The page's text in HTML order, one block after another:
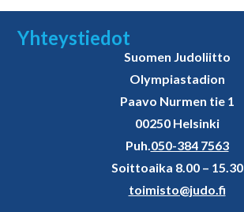
Yhteystiedot
Suomen Judoliitto
Olympiastadion
Paavo Nurmen tie 1
00250 Helsinki
Puh.050-384 7563
Soittoaika 8.00 – 15.30
toimisto@judo.fi